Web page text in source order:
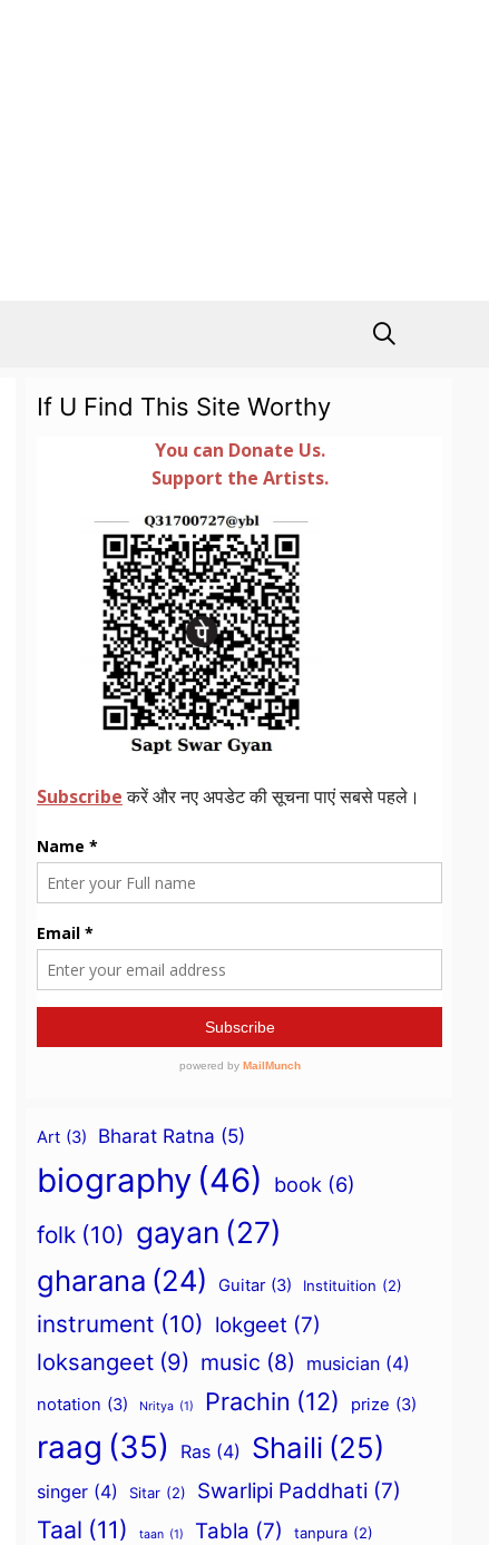
If U Find This Site Worthy
Art (3) Bharat Ratna (5)
biography (46) book (6)
folk (10) gayan (27)
gharana (24) Guitar (3) Instituition (2)
instrument (10) lokgeet (7)
loksangeet (9) music (8) musician (4)
notation (3) Nritya (1) Prachin (12) prize (3)
raag (35) Ras (4) Shaili (25)
singer (4) Sitar (2) Swarlipi Paddhati (7)
Taal (11) taan (1) Tabla (7) tanpura (2)